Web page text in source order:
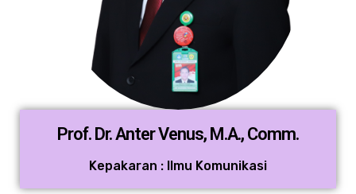
Prof. Dr. Anter Venus, M.A., Comm.
Kepakaran : Ilmu Komunikasi